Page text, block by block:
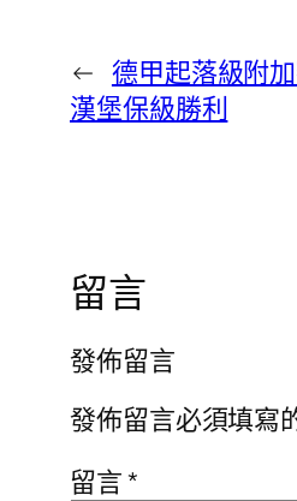
← 德甲起落級附
漢堡保級勝利
留言
發佈留言
發佈留言必須填寫
留言*